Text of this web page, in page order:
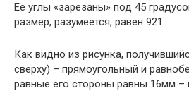
Ее углы «зарезаны» под 45
размер, разумеется, равен 921.
Как видно из рисунка,
сверху) – прямоугольный и
равные его стороны равны 16мм –